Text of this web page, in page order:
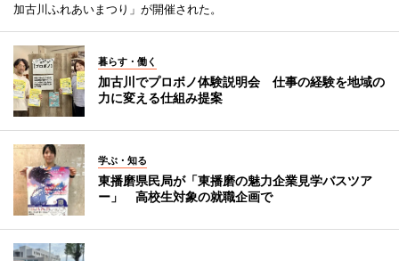
加古川ふれあいまつり」が開催された。
暮らす・働く
加古川でプロボノ体験説明会 仕事の経験を地域の
力に変える仕組み提案
学ぶ・知る
東播磨県民局が「東播磨の魅力企業見学バスツア
ー」 高校生対象の就職企画で